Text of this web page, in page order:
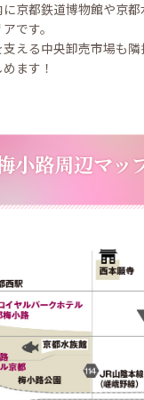
京都鉄道博物館や京
です。
える中央卸売市場も
ます！
小路周辺マッ